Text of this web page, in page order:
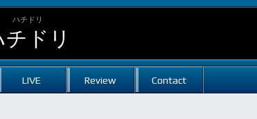
ハチドリ
チドリ
LIVE Review Contact